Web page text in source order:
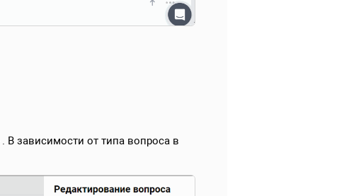
. В зависимости от типа вопроса в